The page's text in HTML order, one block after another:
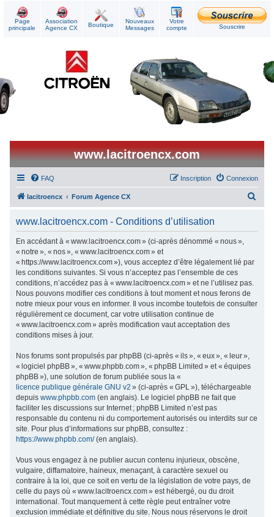
Page
principale
Association
Agence CX
Boutique
Nouveaux
Messages
Votre
compte
Souscrire
www.lacitroencx.com
FAQ Connexion
Inscription
lacitroencx Forum Agence CX
www.lacitroencx.com - Conditions d’utilisation
En accédant à « www.lacitroencx.com » (ci-après dénommé « nous »,
« notre », « nos », « www.lacitroencx.com » et
« https://www.lacitroencx.com »), vous acceptez d’être légalement lié par
les conditions suivantes. Si vous n’acceptez pas l’ensemble de ces
conditions, n’accédez pas à « www.lacitroencx.com » et ne l’utilisez pas.
Nous pouvons modifier ces conditions à tout moment et nous ferons de
notre mieux pour vous en informer. Il vous incombe toutefois de consulter
régulièrement ce document, car votre utilisation continue de
« www.lacitroencx.com » après modification vaut acceptation des
conditions mises à jour.
Nos forums sont propulsés par phpBB (ci-après « ils », « eux », « leur »,
« logiciel phpBB », « www.phpbb.com », « phpBB Limited » et « équipes
phpBB »), une solution de forum publiée sous la «
licence publique générale GNU v2 » (ci-après « GPL »), téléchargeable
depuiswww.phpbb.com (en anglais). Le logiciel phpBB ne fait que
faciliter les discussions sur Internet ; phpBB Limited n’est pas
responsable du contenu ni du comportement autorisés ou interdits sur ce
site. Pour plus d’informations sur phpBB, consultez :
https://www.phpbb.com/(en anglais).
Vous vous engagez à ne publier aucun contenu injurieux, obscène,
vulgaire, diffamatoire, haineux, menaçant, à caractère sexuel ou
contraire à la loi, que ce soit en vertu de la législation de votre pays, de
celle du pays où « www.lacitroencx.com » est hébergé, ou du droit
international. Tout manquement à cette règle peut entraîner votre
exclusion immédiate et définitive du site. Nous nous réservons le droit